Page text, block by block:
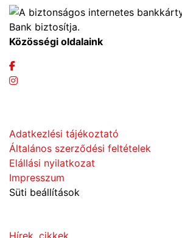
Közösségi oldalaink
Adatkezlési tájékoztató
Általános szerződési feltételek
Elállási nyilatkozat
Impresszum
Süti beállítások